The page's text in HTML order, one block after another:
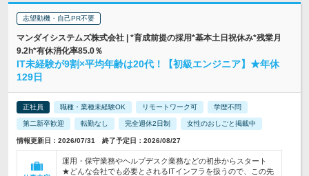
志望動機・自己PR不要
マンダイシステムズ株式会社 | *育成前提の採用*基本土日祝休み*残業月
9.2h*有休消化率85.0％
IT未経験が9割×平均年齢は20代！【初級エンジニア】★年休
129日
正社員 職種・業種未経験OK リモートワーク可 学歴不問
第二新卒歓迎 転勤なし 完全週休2日制 女性のおしごと掲載中
情報更新日：2026/07/31 終了予定日：2026/08/27
運用・保守業務やヘルプデスク業務などの初歩からスタート
★どんな会社でも必要とされるITインフラを扱うので、この先